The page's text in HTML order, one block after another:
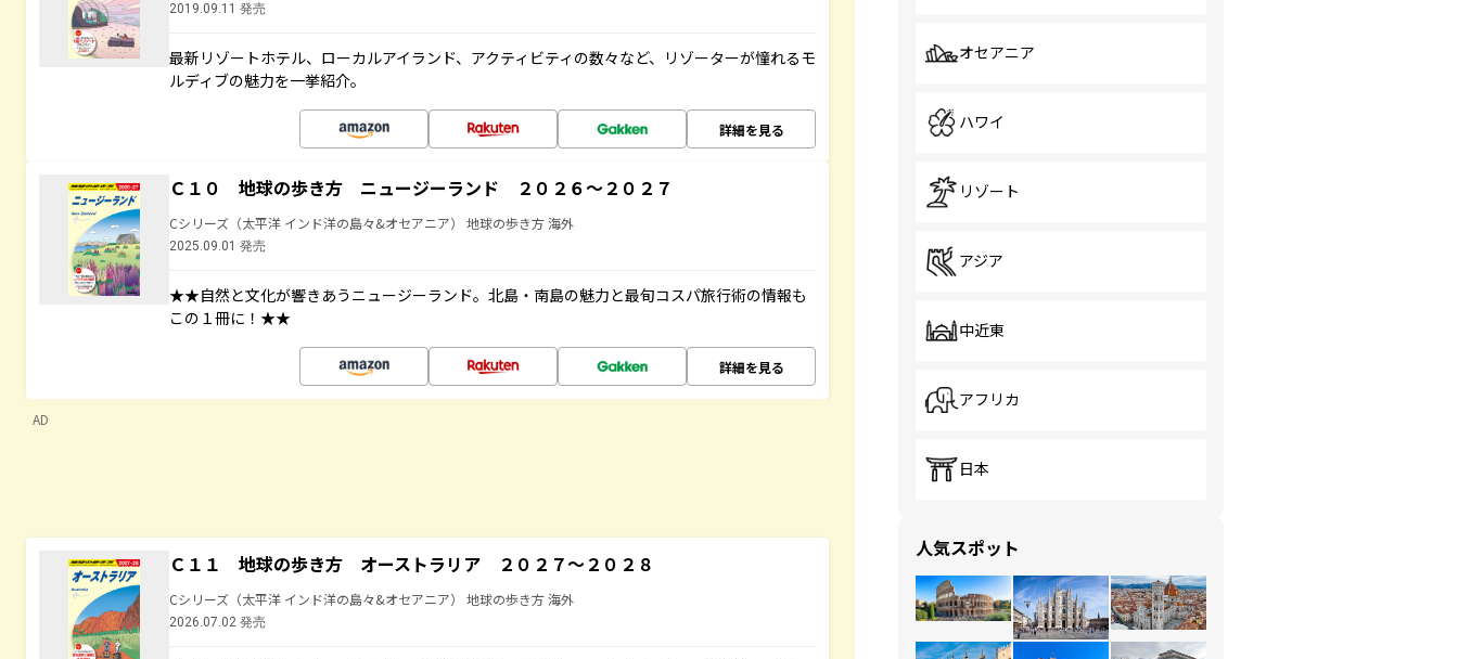
2019.09.11 発売
最新リゾートホテル、ローカルアイランド、アクティビティの数々など、リゾーターが憧れるモ
ルディブの魅力を一挙紹介。
詳細を見る
Ｃ１０ 地球の歩き方 ニュージーランド ２０２６～２０２７
Cシリーズ（太平洋 インド洋の島々&オセアニア） 地球の歩き方 海外
2025.09.01 発売
★★自然と文化が響きあうニュージーランド。北島・南島の魅力と最旬コスパ旅行術の情報も
この１冊に！★★
詳細を見る
AD
Ｃ１１ 地球の歩き方 オーストラリア ２０２７～２０２８
Cシリーズ（太平洋 インド洋の島々&オセアニア） 地球の歩き方 海外
2026.07.02 発売
オセアニア
ハワイ
リゾート
アジア
中近東
アフリカ
日本
人気スポット